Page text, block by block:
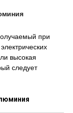
при
высокая
следует